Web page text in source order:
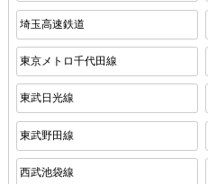
埼玉高速鉄道
東京メトロ千代田線
東武日光線
東武野田線
西武池袋線